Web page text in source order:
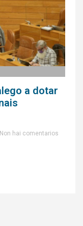
a dotar
Non hai comentarios